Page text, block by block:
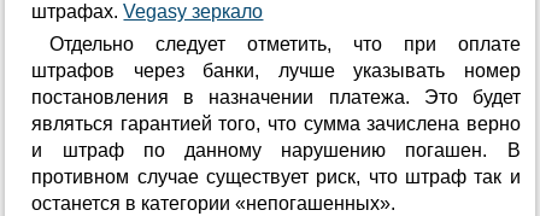
штрафах.Vegasy зеркало
Отдельно следует отметить, что при оплате
штрафов через банки, лучше указывать номер
постановления в назначении платежа. Это будет
являться гарантией того, что сумма зачислена верно
и штраф по данному нарушению погашен. В
противном случае существует риск, что штраф так и
останется в категории «непогашенных».